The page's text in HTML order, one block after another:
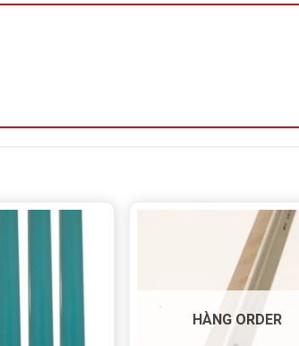
HÀNG ORDER